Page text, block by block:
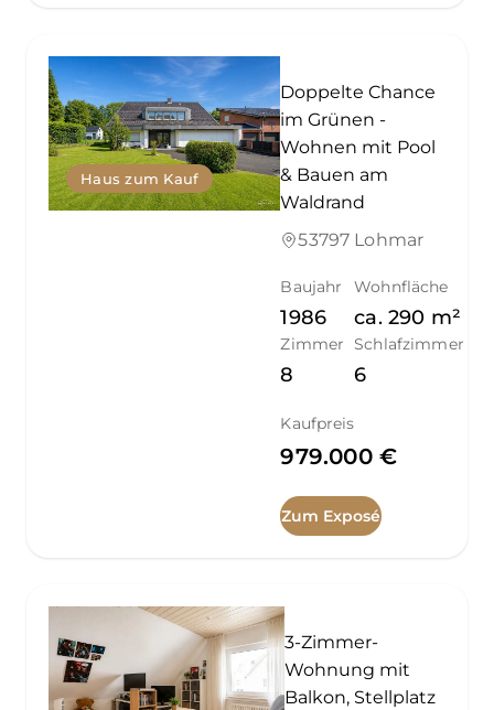
Haus zum Kauf
Doppelte Chance
im Grünen -
Wohnen mit Pool
& Bauen am
Waldrand
53797 Lohmar
Baujahr
1986
Wohnfläche
ca. 290 m²
Zimmer
8
Schlafzimmer
6
Kaufpreis
979.000 €
Zum Exposé
3-Zimmer-
Wohnung mit
Balkon, Stellplatz